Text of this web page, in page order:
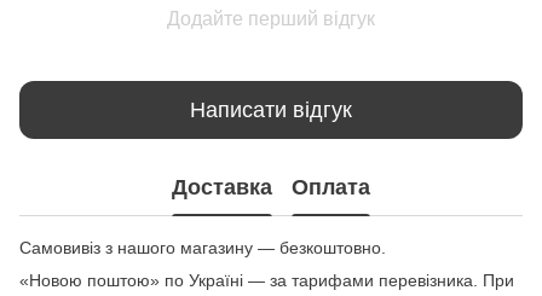
Додайте перший відгук
Написати відгук
Доставка Оплата
Самовивіз з нашого магазину — безкоштовно.
«Новою поштою» по Україні — за тарифами перевізника. При